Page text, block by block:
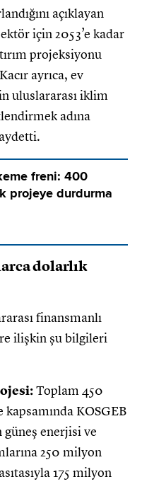
açıklayan
için 2053’e kadar
projeksiyonu
ayrıca, ev
uluslararası iklim
adına
freni: 400
projeye durdurma
dolarlık
finansmanlı
ilişkin şu bilgileri
Toplam 450
KOSGEB
enerjisi ve
250 milyon
175 milyon